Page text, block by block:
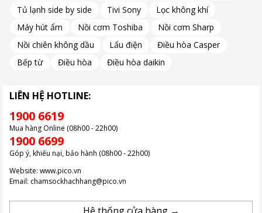
Hình ảnh chỉ mang tính chất minh hoạ.
Công nghệ Inverter – Duy trì nhiệt độ ổn định
công suất linh hoạt theo nhiệt độ phòng thực tế. Điều này giúp
điện năng trong quá trình sử dụng lâu dài.
Chỉ số hiệu suất năng lượng CSPF đạt 3.98 W/W và sản phẩm
được xếp hạng 3 sao năng lượng, mang lại sự cân bằng giữa
hiệu quả làm mát và chi phí vận hành.
Tủ lạnh side by side
Tivi Sony
Lọc không khí
Máy hút ẩm
Nồi cơm Toshiba
Nồi cơm Sharp
Nồi chiên không dầu
Lẩu điện
Điều hòa Casper
Bếp từ
Điều hòa Điều hòa daikin
LIÊN HỆ HOTLINE:
1900 6619
Mua hàng Online (08h00 - 22h00)
1900 6699
Góp ý, khiếu nại, bảo hành (08h00 - 22h00)
Website: www.pico.vn
Email: chamsockhachhang@pico.vn